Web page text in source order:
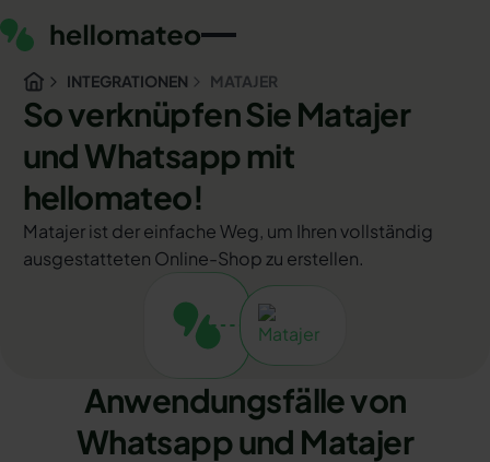
INTEGRATIONEN MATAJER
So verknüpfen Sie Matajer
und Whatsapp mit
hellomateo!
Matajer ist der einfache Weg, um Ihren vollständig
ausgestatteten Online-Shop zu erstellen.
Anwendungsfälle von
Whatsapp und Matajer